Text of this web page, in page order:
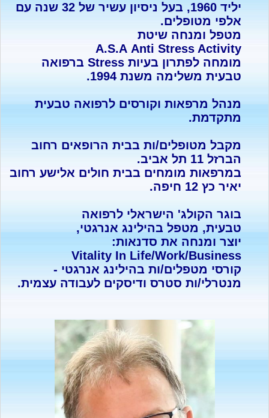
יליד 1960, בעל ניסיון עשיר של 32 שנה עם
אלפי מטופלים.
מטפל ומנחה שיטת
A.S.A Anti Stress Activity
מומחה לפתרון בעיות Stress ברפואה
טבעית משלימה משנת 1994.
מנהל מרפאות וקורסים לרפואה טבעית
מתקדמת.
מקבל מטופלים/ות בבית הרופאים רחוב
הברזל 11 תל אביב.
במרפאות מומחים בבית חולים אלישע רחוב
יאיר כץ 12 חיפה.
בוגר הקולג' הישראלי לרפואה
טבעית, מטפל בהילינג אנרגטי,
יוצר ומנחה את סדנאות:
Vitality In Life/Work/Business
קורסי מטפלים/ות בהילינג אנרגטי -
מנטרלי/ות סטרס ודיסקים לעבודה עצמית.